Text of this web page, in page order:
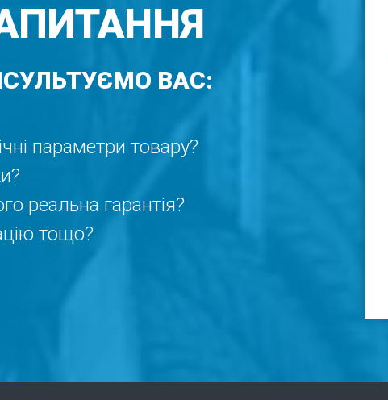
ВАС:
параметри товару?
реальна гарантія?
тощо?